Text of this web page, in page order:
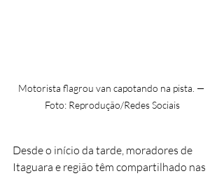
Motorista flagrou van capotando na pista. —
Foto: Reprodução/Redes Sociais
Desde o início da tarde, moradores de
Itaguara e região têm compartilhado nas